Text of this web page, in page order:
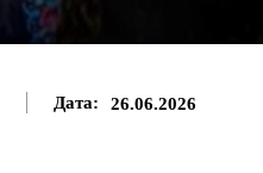
Дата: 26.06.2026